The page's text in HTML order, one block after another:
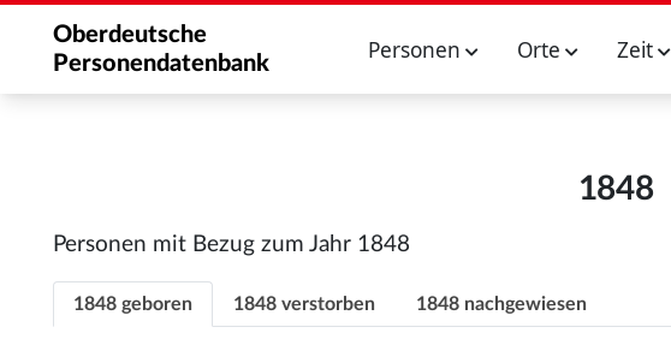
Oberdeutsche
Personendatenbank
Personen Orte Zeit
1848
Personen mit Bezug zum Jahr 1848
1848 geboren 1848 verstorben 1848 nachgewiesen